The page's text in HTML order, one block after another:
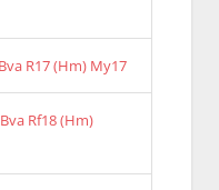
R17 (Hm) My17
Rf18 (Hm)